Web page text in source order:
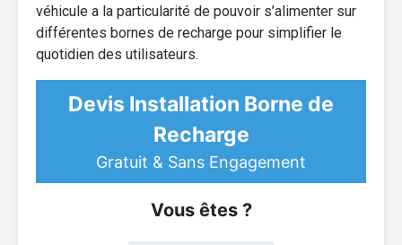
véhicule a la particularité de pouvoir s’alimenter sur
différentes bornes de recharge pour simplifier le
quotidien des utilisateurs.